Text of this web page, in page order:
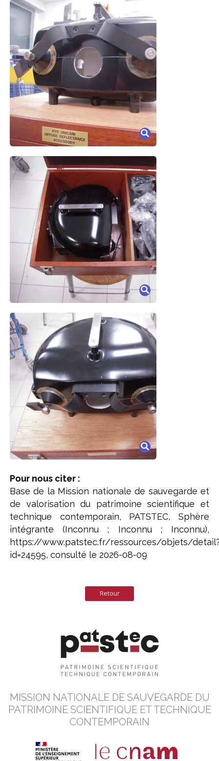
Pour nous citer :
Base de la Mission nationale de sauvegarde et
de valorisation du patrimoine scientifique et
technique contemporain, PATSTEC, Sphère
intégrante (Inconnu ; Inconnu ; Inconnu),
https://www.patstec.fr/ressources/objets/
id=24595, consulté le 2026-08-09
Retour
MISSION NATIONALE DE SAUVEGARDE DU
PATRIMOINE SCIENTIFIQUE ET TECHNIQUE
CONTEMPORAIN